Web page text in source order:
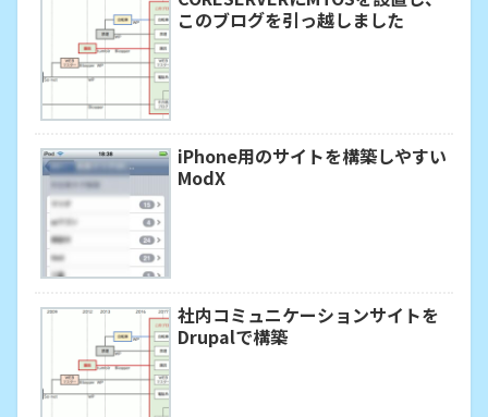
このブログを引っ越しました
iPhone用のサイトを構築しやすい
ModX
社内コミュニケーションサイトを
Drupalで構築